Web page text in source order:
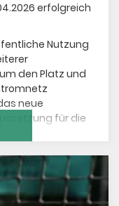
erfolgreich
Nutzung
den Platz und
neue
für die
bereits das
einfach